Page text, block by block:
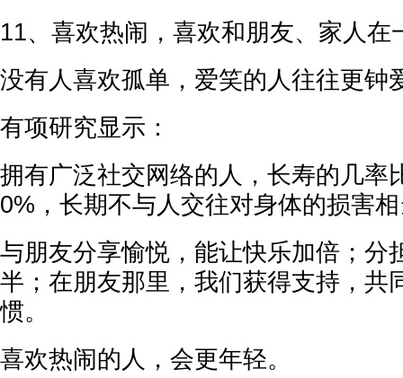
11、喜欢热闹，喜欢和朋友、家人在
没有人喜欢孤单，爱笑的人往往更钟
有项研究显示：
拥有广泛社交网络的人，长寿的几率
0%，长期不与人交往对身体的损害
与朋友分享愉悦，能让快乐加倍；分
半；在朋友那里，我们获得支持，共
惯。
喜欢热闹的人，会更年轻。